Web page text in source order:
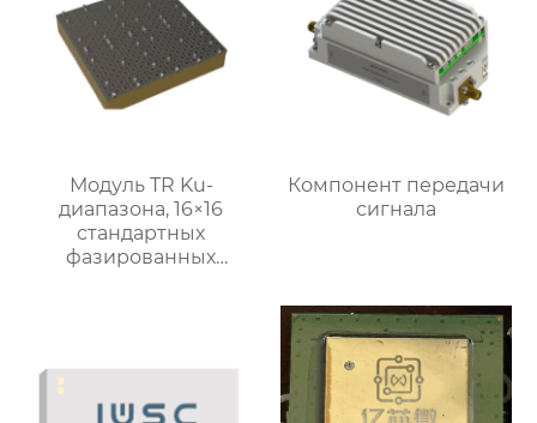
Модуль TR Ku-
диапазона, 16×16
стандартных
фазированных
Компонент передачи
сигнала